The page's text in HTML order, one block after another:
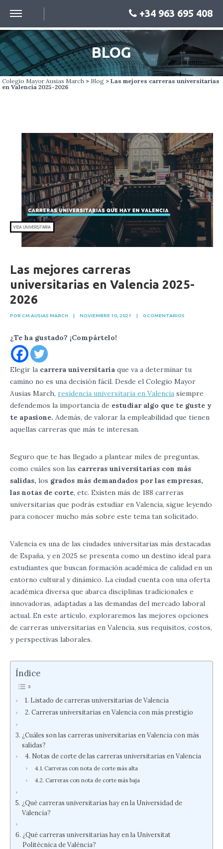
+34 963 695 408
BLOG
Colegio Mayor Ausias March > Blog > Las mejores carreras universitarias
en Valencia 2025-2026
Las mejores carreras
universitarias en Valencia 2025-
2026
POR CM AUSIAS MARCH NOVIEMBRE 10, 2021 0 COMENTARIOS
¿Te ha gustado? ¡Compártelo!
Elegir la carrera universitaria que va a determinar tu
camino no es una decisión fácil. Desde el Colegio Mayor
Ausias March, residencia universitaria en Valencia siempre
defendemos la importancia de estudiar algo que te guste y
te apasione. Además, de valorar la empleabilidad que tienen
aquellas carreras que más te interesan.
Seguro que te has llegado a plantear miles de preguntas,
como cuáles son las carreras universitarias con más
salidas, los grados más demandados por las empresas,
las notas de corte, etc. Existen más de 188 carreras
universitarias que podrás estudiar en Valencia, sigue leyendo
para conocer mucho más sobre este tema tan solicitado.
Valencia es una de las ciudades universitarias más destacadas
de España, y en 2025 se presenta como un destino ideal para
estudiantes que buscan formación académica de calidad en un
entorno cultural y dinámico. La ciudad cuenta con una oferta
académica diversa que abarca disciplinas tradicionales e
innovadoras, adaptadas a las demandas del mercado laboral
actual. En este artículo, exploraremos las mejores opciones
de carreras universitarias en Valencia, sus requisitos, costos,
y perspectivas laborales.
Índice
Listado de carreras universitarias de Valencia
Carreras universitarias en Valencia con más prestigio
¿Cuáles son las carreras universitarias en Valencia con más
salidas?
Notas de corte de las carreras universitarias en Valencia
Carreras con nota de corte más alta
Carreras con nota de corte más baja
¿Qué carreras universitarias hay en la Universidad de
Valencia?
¿Qué carreras universitarias hay en la Universitat
Politècnica de València?